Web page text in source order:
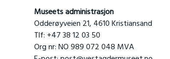
Museets administrasjon
Odderøyveien 21, 4610 Kristiansand
Tlf: +47 38 12 03 50
Org nr: NO 989 072 048 MVA